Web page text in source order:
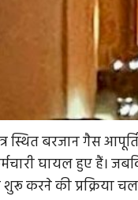
बरजान गैस
घायल हुए हैं।
करने की प्रक्रिया चल